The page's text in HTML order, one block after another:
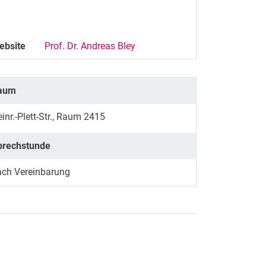
Prof. Dr. Andreas Bley
Plett-Str., Raum 2415
Vereinbarung
Link, öffnet neues Fenster)
(externer Link, öffnet neues Fenster)